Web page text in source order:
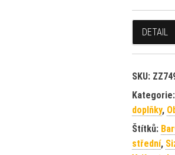
DETAIL
SKU:
Kategorie:
doplňky,
Štítků:
střední,